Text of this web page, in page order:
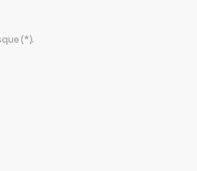
(*).